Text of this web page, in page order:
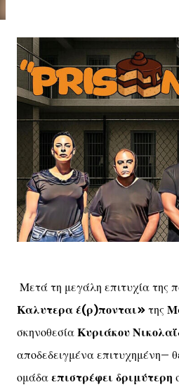
Μετά τη μεγάλη επιτυχία της
Καλυτερα έ(ρ)πονται» της
σκηνοθεσία Κυριάκου
αποδεδειγμένα επιτυχημένη–
ομάδα επιστρέφει δριμύτερη